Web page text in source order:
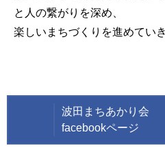
と人の繋がりを深め、
楽しいまちづくりを進めてい
波田まちあかり会
facebookページ